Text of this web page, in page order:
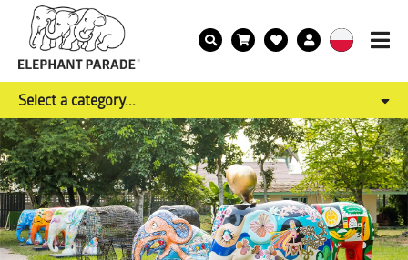
Select a category...